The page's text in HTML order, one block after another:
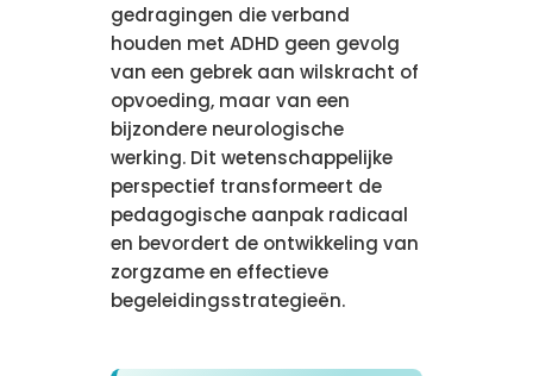
gedragingen die verband
houden met ADHD geen gevolg
van een gebrek aan wilskracht of
opvoeding, maar van een
bijzondere neurologische
werking. Dit wetenschappelijke
perspectief transformeert de
pedagogische aanpak radicaal
en bevordert de ontwikkeling van
zorgzame en effectieve
begeleidingsstrategieën.